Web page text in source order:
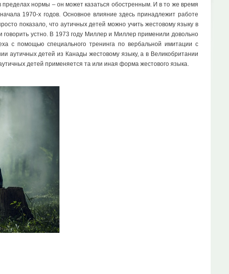
нормы – он может казаться обостренным. И в то же время
1970-х годов. Основное влияние здесь принадлежит работе
показало, что аутичных детей можно учить жестовому языку в
говорить устно. В 1973 году Миллер и Миллер применили довольно
с помощью специального тренинга по вербальной имитации с
аутичных детей из Канады жестовому языку, а в Великобритании
детей применяется та или иная форма жестового языка.